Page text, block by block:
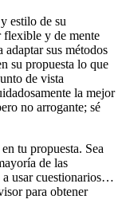
estilo de su
flexible y de mente
sus métodos
su propuesta lo que
de vista
la mejor
no arrogante; sé
tu propuesta. Sea
de las
a usar cuestionarios…
para obtener